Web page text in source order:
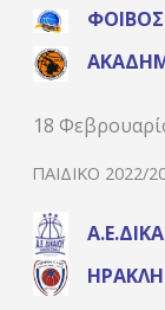
ΦΟΊΒΟΣ
18
ΠΑΙΔΙΚΌ 2022/